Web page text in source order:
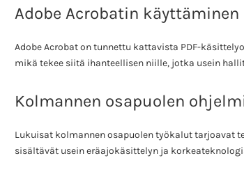
Adobe Acrobatin käyttäminen
Adobe Acrobat on tunnettu kattavista PDF-
mikä tekee siitä ihanteellisen niille, jotka usein
Kolmannen osapuolen
Lukuisat kolmannen osapuolen työkalut tarjoavat
sisältävät usein eräajokäsittelyn ja